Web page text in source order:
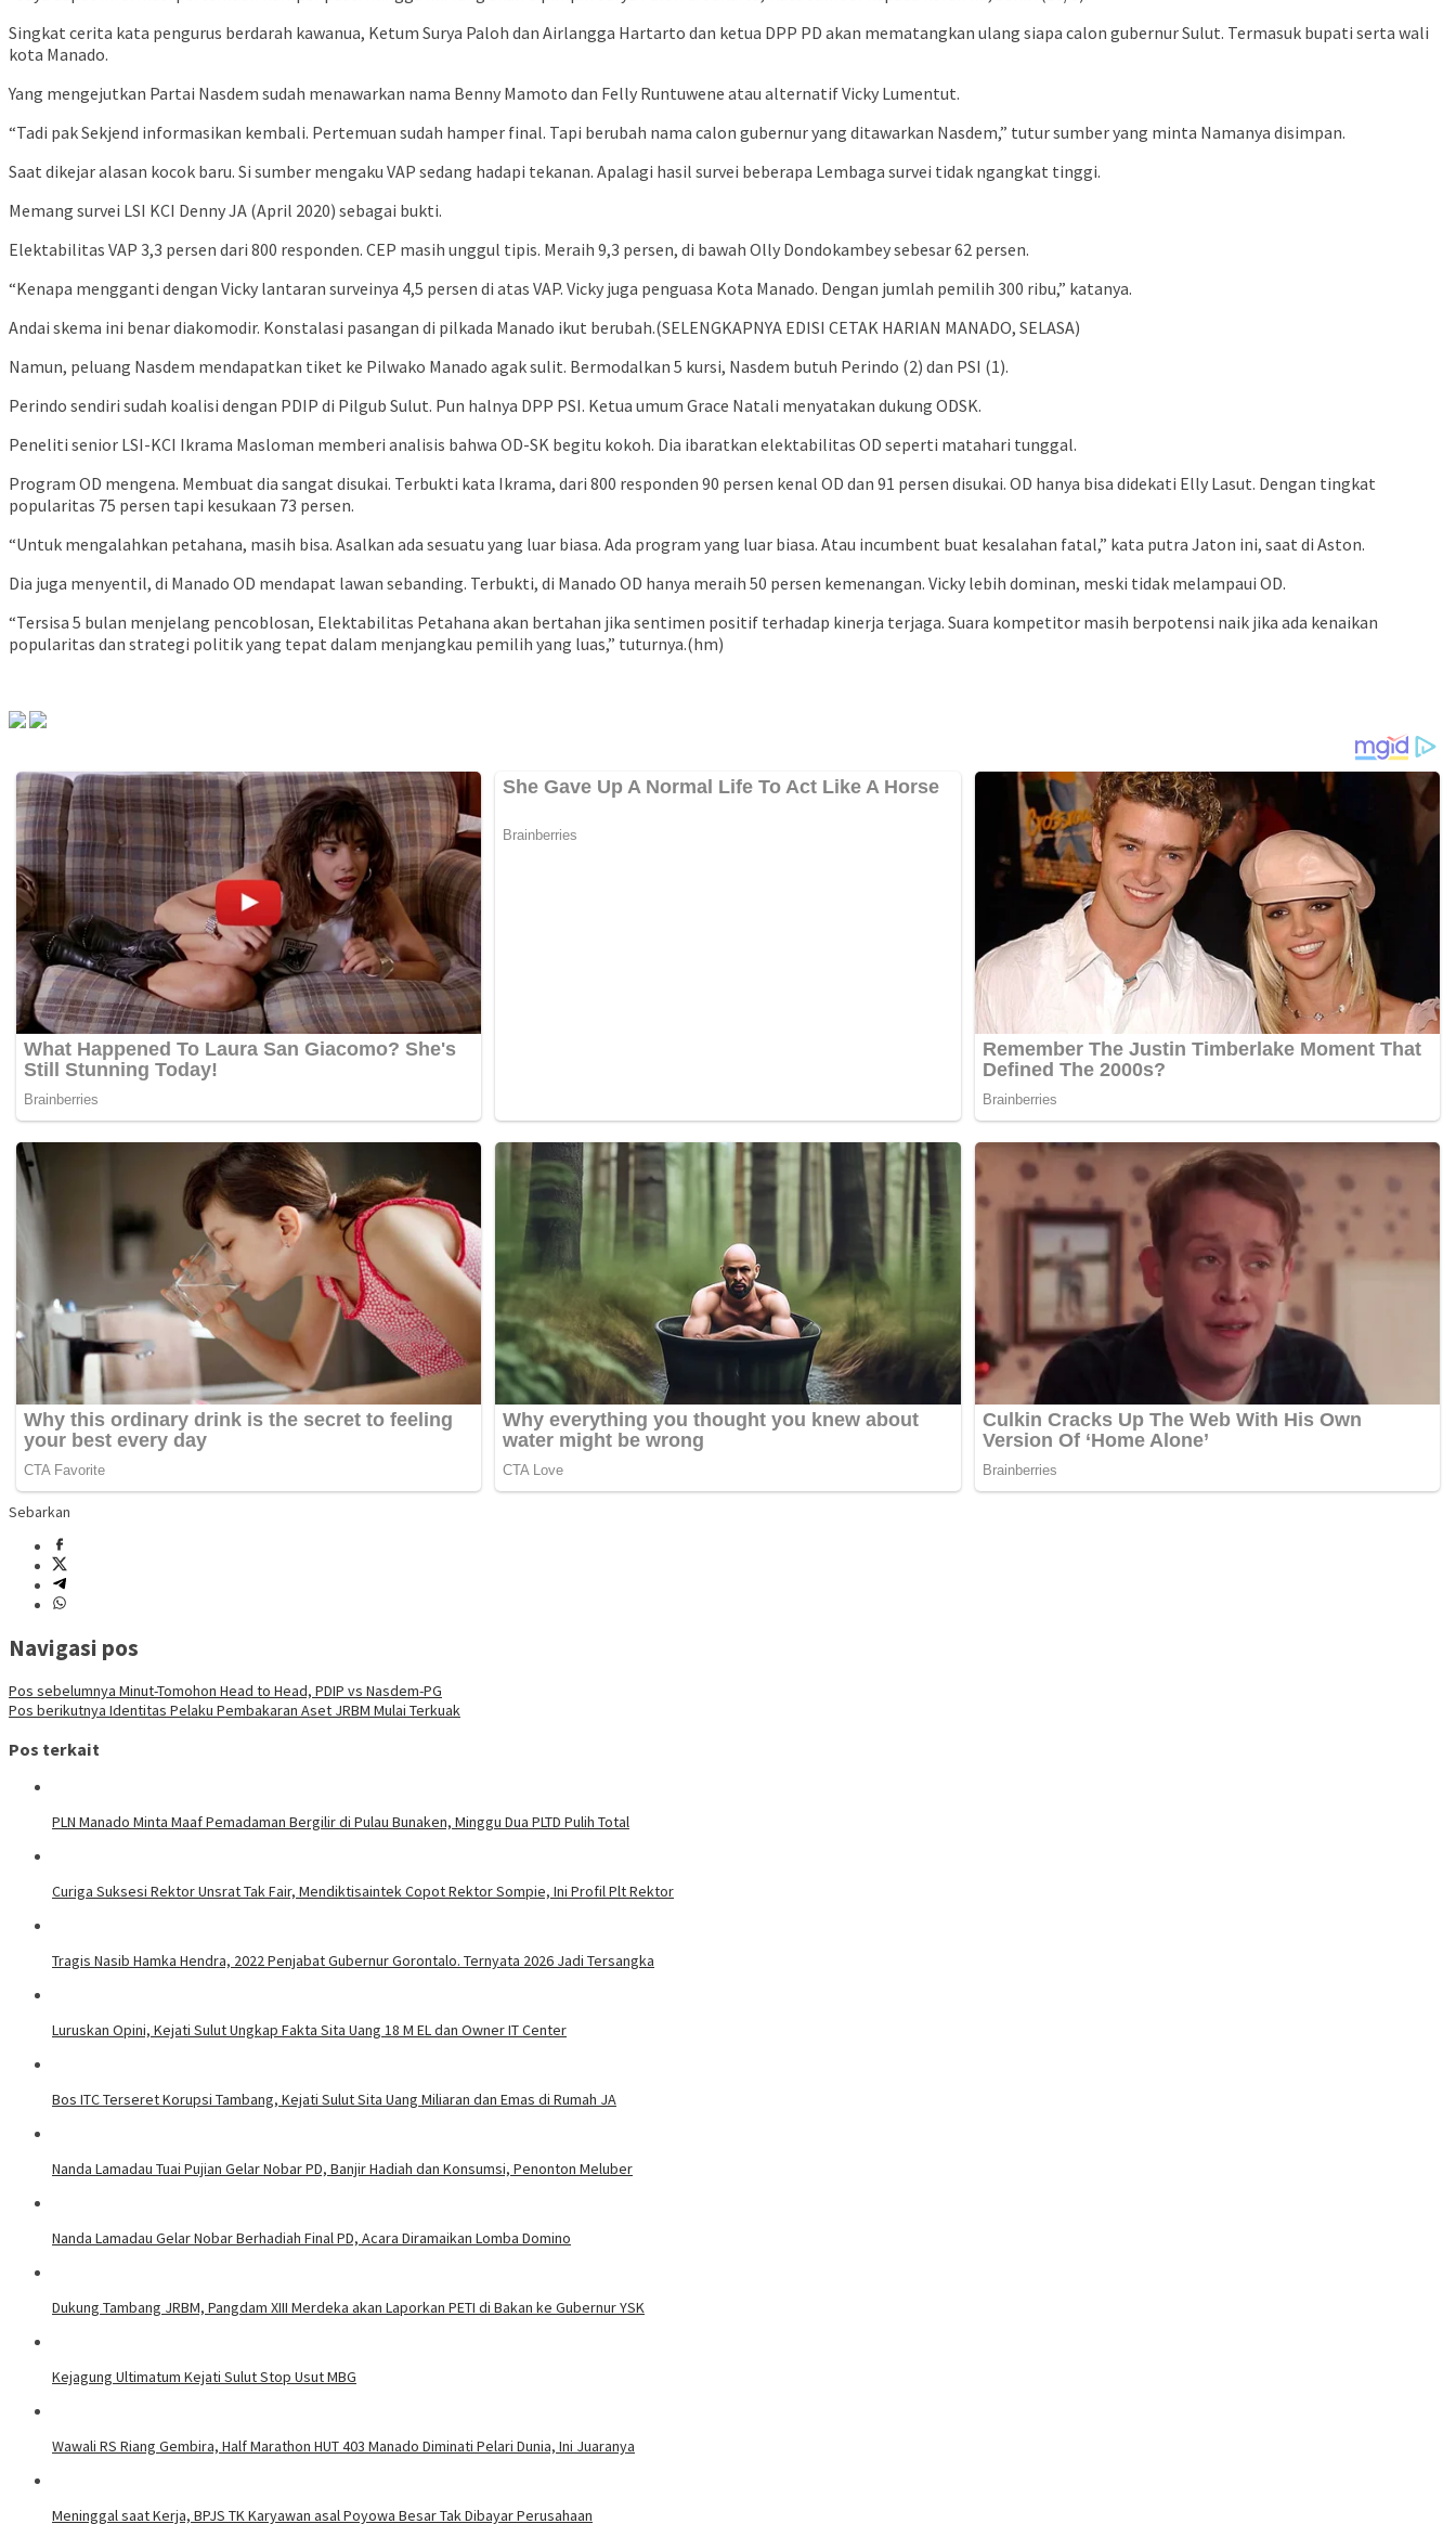
Singkat cerita kata pengurus berdarah kawanua, Ketum Surya Paloh dan Airlangga Hartarto dan ketua DPP PD akan mematangkan ulang siapa calon gubernur Sulut. Termasuk bupati serta wali
kota Manado.
Yang mengejutkan Partai Nasdem sudah menawarkan nama Benny Mamoto dan Felly Runtuwene atau alternatif Vicky Lumentut.
“Tadi pak Sekjend informasikan kembali. Pertemuan sudah hamper final. Tapi berubah nama calon gubernur yang ditawarkan Nasdem,” tutur sumber yang minta Namanya disimpan.
Saat dikejar alasan kocok baru. Si sumber mengaku VAP sedang hadapi tekanan. Apalagi hasil survei beberapa Lembaga survei tidak ngangkat tinggi.
Memang survei LSI KCI Denny JA (April 2020) sebagai bukti.
Elektabilitas VAP 3,3 persen dari 800 responden. CEP masih unggul tipis. Meraih 9,3 persen, di bawah Olly Dondokambey sebesar 62 persen.
“Kenapa mengganti dengan Vicky lantaran surveinya 4,5 persen di atas VAP. Vicky juga penguasa Kota Manado. Dengan jumlah pemilih 300 ribu,” katanya.
Andai skema ini benar diakomodir. Konstalasi pasangan di pilkada Manado ikut berubah.(SELENGKAPNYA EDISI CETAK HARIAN MANADO, SELASA)
Namun, peluang Nasdem mendapatkan tiket ke Pilwako Manado agak sulit. Bermodalkan 5 kursi, Nasdem butuh Perindo (2) dan PSI (1).
Perindo sendiri sudah koalisi dengan PDIP di Pilgub Sulut. Pun halnya DPP PSI. Ketua umum Grace Natali menyatakan dukung ODSK.
Peneliti senior LSI-KCI Ikrama Masloman memberi analisis bahwa OD-SK begitu kokoh. Dia ibaratkan elektabilitas OD seperti matahari tunggal.
Program OD mengena. Membuat dia sangat disukai. Terbukti kata Ikrama, dari 800 responden 90 persen kenal OD dan 91 persen disukai. OD hanya bisa didekati Elly Lasut. Dengan tingkat
popularitas 75 persen tapi kesukaan 73 persen.
“Untuk mengalahkan petahana, masih bisa. Asalkan ada sesuatu yang luar biasa. Ada program yang luar biasa. Atau incumbent buat kesalahan fatal,” kata putra Jaton ini, saat di Aston.
Dia juga menyentil, di Manado OD mendapat lawan sebanding. Terbukti, di Manado OD hanya meraih 50 persen kemenangan. Vicky lebih dominan, meski tidak melampaui OD.
“Tersisa 5 bulan menjelang pencoblosan, Elektabilitas Petahana akan bertahan jika sentimen positif terhadap kinerja terjaga. Suara kompetitor masih berpotensi naik jika ada kenaikan
popularitas dan strategi politik yang tepat dalam menjangkau pemilih yang luas,” tuturnya.(hm)
Sebarkan
Navigasi pos
Pos sebelumnya Minut-Tomohon Head to Head, PDIP vs Nasdem-PG
Pos berikutnya Identitas Pelaku Pembakaran Aset JRBM Mulai Terkuak
Pos terkait
PLN Manado Minta Maaf Pemadaman Bergilir di Pulau Bunaken, Minggu Dua PLTD Pulih Total
Curiga Suksesi Rektor Unsrat Tak Fair, Mendiktisaintek Copot Rektor Sompie, Ini Profil Plt Rektor
Tragis Nasib Hamka Hendra, 2022 Penjabat Gubernur Gorontalo. Ternyata 2026 Jadi Tersangka
Luruskan Opini, Kejati Sulut Ungkap Fakta Sita Uang 18 M EL dan Owner IT Center
Bos ITC Terseret Korupsi Tambang, Kejati Sulut Sita Uang Miliaran dan Emas di Rumah JA
Nanda Lamadau Tuai Pujian Gelar Nobar PD, Banjir Hadiah dan Konsumsi, Penonton Meluber
Nanda Lamadau Gelar Nobar Berhadiah Final PD, Acara Diramaikan Lomba Domino
Dukung Tambang JRBM, Pangdam XIII Merdeka akan Laporkan PETI di Bakan ke Gubernur YSK
Kejagung Ultimatum Kejati Sulut Stop Usut MBG
Wawali RS Riang Gembira, Half Marathon HUT 403 Manado Diminati Pelari Dunia, Ini Juaranya
Meninggal saat Kerja, BPJS TK Karyawan asal Poyowa Besar Tak Dibayar Perusahaan